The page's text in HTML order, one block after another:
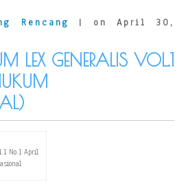
Rencang
| on April 30,
LEX GENERALIS VOL.1
No.1 April